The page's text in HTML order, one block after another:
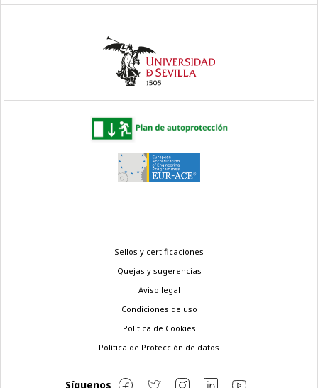
Sellos y certificaciones
Quejas y sugerencias
Aviso legal
Condiciones de uso
Política de Cookies
Política de Protección de datos
Síguenos